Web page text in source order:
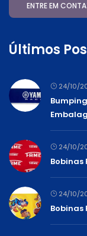
ENTRE EM
Últimos
24/10/
24/10/
24/10/
Bobinas